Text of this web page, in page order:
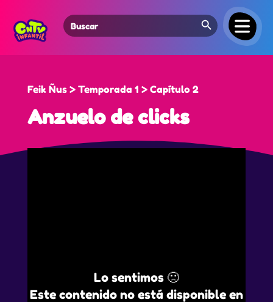
Search
for:
Search Button
Feik Ñus > Temporada 1 > Capítulo 2
Anzuelo de clicks
Lo sentimos 🙁
Este contenido no está disponible en